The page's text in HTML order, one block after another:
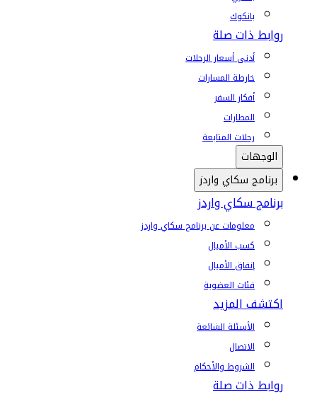
بانكوك
روابط ذات صلة
أدنى أسعار الرحلات
خارطة المسارات
أفكار السفر
المطارات
رحلات المتابعة
الوجهات
برنامج سكاي واردز
برنامج سكاي واردز
معلومات عن برنامج سكاي واردز
كسب الأميال
إنفاق الأميال
فئات العضوية
اكتشف المزيد
الأسئلة الشائعة
الاتصال
الشروط والأحكام
روابط ذات صلة